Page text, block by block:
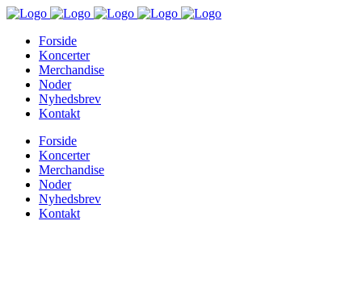
Forside
Koncerter
Merchandise
Noder
Nyhedsbrev
Kontakt
Forside
Koncerter
Merchandise
Noder
Nyhedsbrev
Kontakt